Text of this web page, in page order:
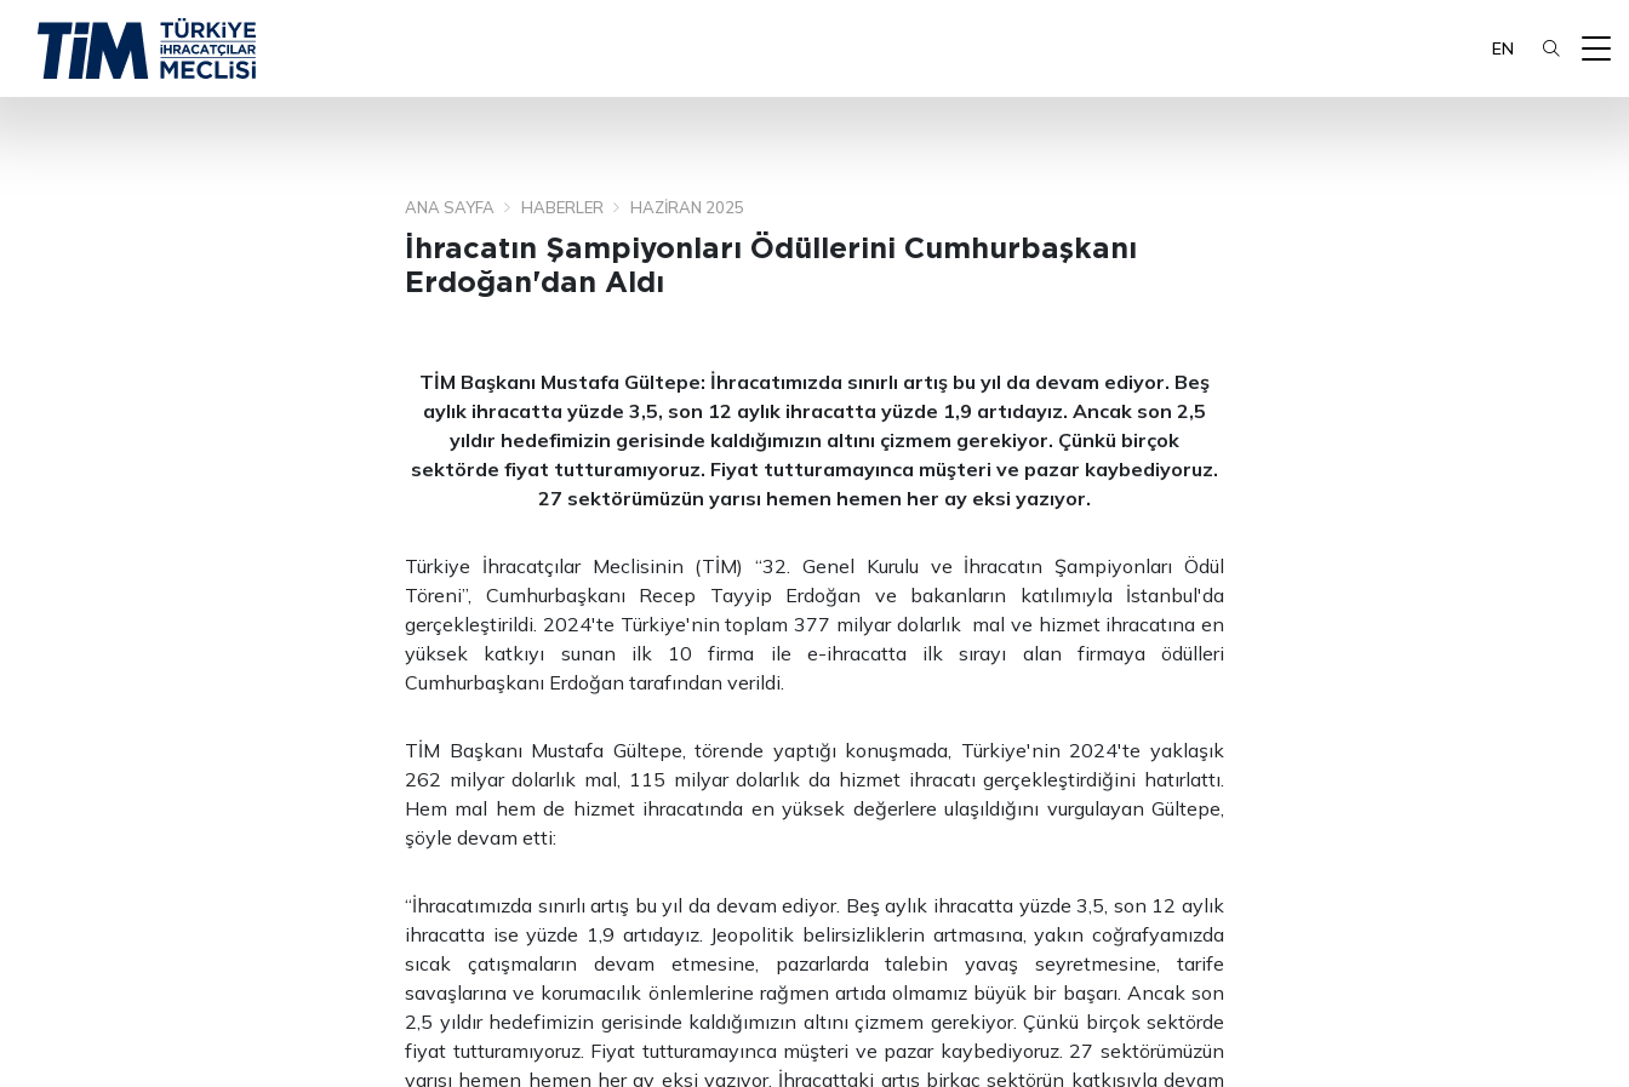
EN
ANA SAYFA HABERLER HAZIRAN 2025
İhracatın Şampiyonları Ödüllerini Cumhurbaşkanı
Erdoğan'dan Aldı
TİM Başkanı Mustafa Gültepe: İhracatımızda sınırlı artış bu yıl da devam ediyor. Beş
aylık ihracatta yüzde 3,5, son 12 aylık ihracatta yüzde 1,9 artıdayız. Ancak son 2,5
yıldır hedefimizin gerisinde kaldığımızın altını çizmem gerekiyor. Çünkü birçok
sektörde fiyat tutturamıyoruz. Fiyat tutturamayınca müşteri ve pazar kaybediyoruz.
27 sektörümüzün yarısı hemen hemen her ay eksi yazıyor.
Türkiye İhracatçılar Meclisinin (TİM) “32. Genel Kurulu ve İhracatın Şampiyonları Ödül
Töreni”, Cumhurbaşkanı Recep Tayyip Erdoğan ve bakanların katılımıyla İstanbul'da
gerçekleştirildi. 2024'te Türkiye'nin toplam 377 milyar dolarlık mal ve hizmet ihracatına en
yüksek katkıyı sunan ilk 10 firma ile e-ihracatta ilk sırayı alan firmaya ödülleri
Cumhurbaşkanı Erdoğan tarafından verildi.
TİM Başkanı Mustafa Gültepe, törende yaptığı konuşmada, Türkiye'nin 2024'te yaklaşık
262 milyar dolarlık mal, 115 milyar dolarlık da hizmet ihracatı gerçekleştirdiğini hatırlattı.
Hem mal hem de hizmet ihracatında en yüksek değerlere ulaşıldığını vurgulayan Gültepe,
şöyle devam etti:
“İhracatımızda sınırlı artış bu yıl da devam ediyor. Beş aylık ihracatta yüzde 3,5, son 12 aylık
ihracatta ise yüzde 1,9 artıdayız. Jeopolitik belirsizliklerin artmasına, yakın coğrafyamızda
sıcak çatışmaların devam etmesine, pazarlarda talebin yavaş seyretmesine, tarife
savaşlarına ve korumacılık önlemlerine rağmen artıda olmamız büyük bir başarı. Ancak son
2,5 yıldır hedefimizin gerisinde kaldığımızın altını çizmem gerekiyor. Çünkü birçok sektörde
fiyat tutturamıyoruz. Fiyat tutturamayınca müşteri ve pazar kaybediyoruz. 27 sektörümüzün
yarısı hemen hemen her ay eksi yazıyor. İhracattaki artış birkaç sektörün katkısıyla devam